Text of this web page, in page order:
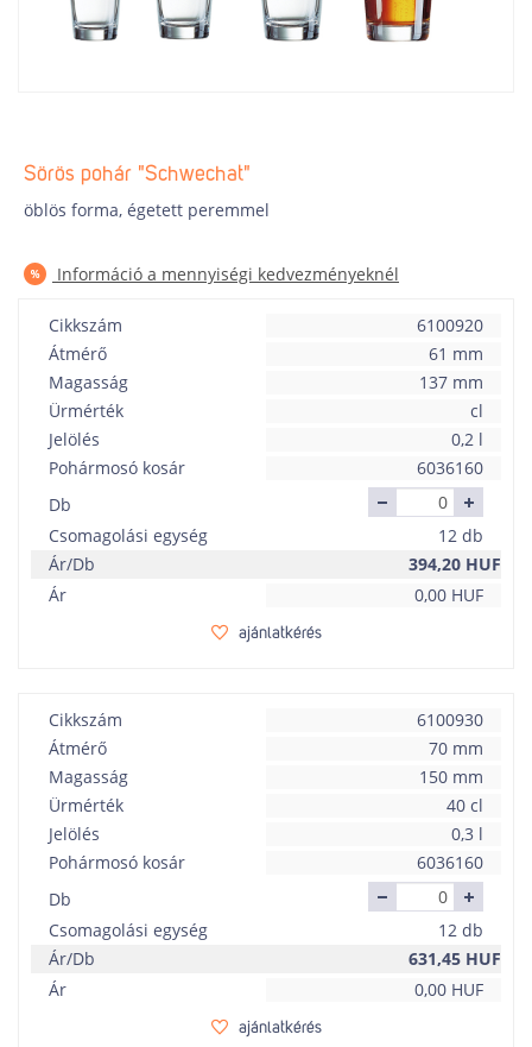
Sörös pohár "Schwechat"
öblös forma, égetett peremmel
Információ a mennyiségi kedvezményeknél
Cikkszám
6100920
Átmérő
61 mm
Magasság
137 mm
Ürmérték
cl
Jelölés
0,2 l
Pohármosó kosár
6036160
Db
Csomagolási egység
12 db
Ár/Db
394,20 HUF
Ár
0,00 HUF
ajánlatkérés
Cikkszám
6100930
Átmérő
70 mm
Magasság
150 mm
Ürmérték
40 cl
Jelölés
0,3 l
Pohármosó kosár
6036160
Db
Csomagolási egység
12 db
Ár/Db
631,45 HUF
Ár
0,00 HUF
ajánlatkérés